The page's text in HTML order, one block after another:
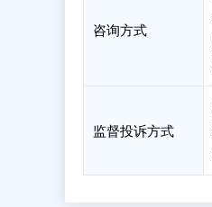
咨询方式
监督投诉方式